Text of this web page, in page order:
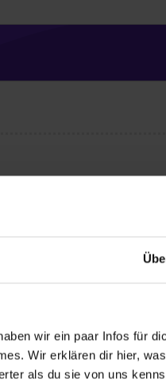
wir ein paar Infos für
Wir erklären dir hier,
als du sie von uns